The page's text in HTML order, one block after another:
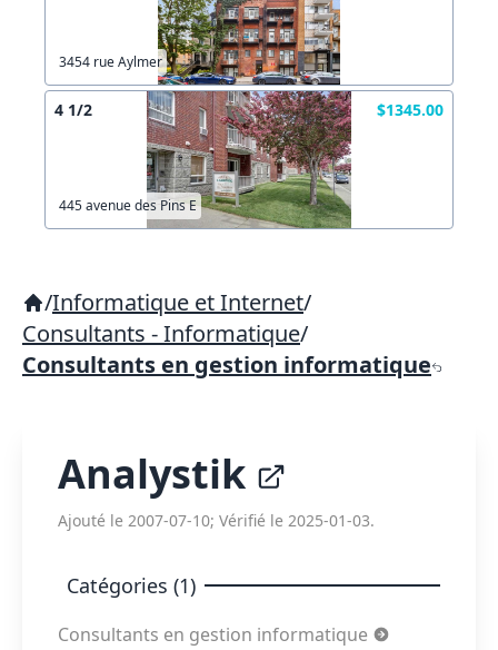
3454 rue Aylmer
4 1/2 $1345.00
445 avenue des Pins E
/Informatique et Internet/
Consultants - Informatique/
Consultants en gestion informatique
Analystik
Ajouté le 2007-07-10; Vérifié le 2025-01-03.
Catégories (1)
Consultants en gestion informatique